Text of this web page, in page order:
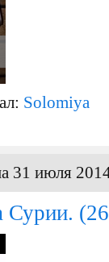
Solomiya
31 июля
Сурии.